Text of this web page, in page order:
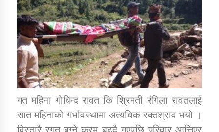
गत महिना गोबिन्द रावत कि श्रिमती रंगिला रावतलाई
सात महिनाको गर्भावस्थामा अत्यधिक रक्तश्राव भयो ।
विस्तारै रगत बग्ने क्रम बढ्दै गएपछि परिवार आत्तिएर